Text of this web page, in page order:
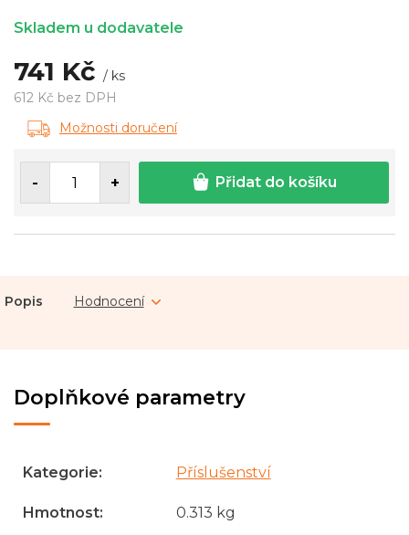
741 Kč / ks
612 Kč bez DPH
Měrná
cena:
Skladem u dodavatele
Možnosti doručení
Přidat do košíku
Popis Hodnocení
Doplňkové parametry
Kategorie: Příslušenství
Hmotnost: 0.313 kg